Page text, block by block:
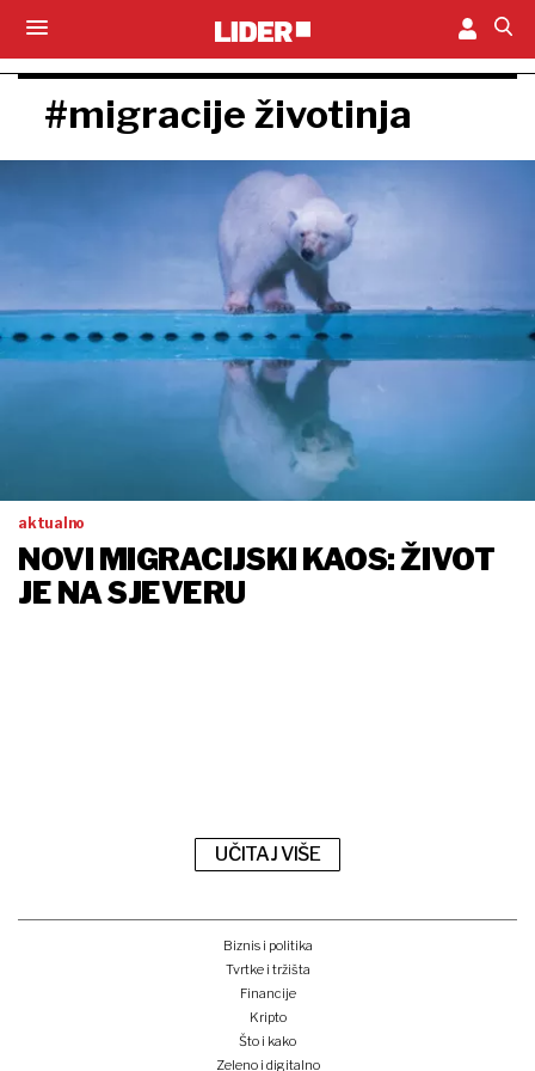
#migracije životinja
aktualno
NOVI MIGRACIJSKI KAOS: ŽIVOT
JE NA SJEVERU
UČITAJ VIŠE
Biznis i politika
Tvrtke i tržišta
Financije
Kripto
Što i kako
Zeleno i digitalno